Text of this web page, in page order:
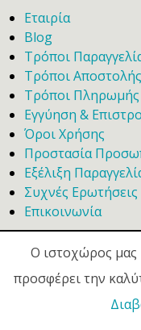
Εταιρία
Blog
Τρόποι
Τρόποι Αποστολής
Τρόποι Πληρωμής
Εγγύηση &
Όροι Χρήσης
Προστασία
Εξέλιξη
Συχνές Ερωτήσεις
Επικοινωνία
Ο ιστοχώρος μας
προσφέρει την